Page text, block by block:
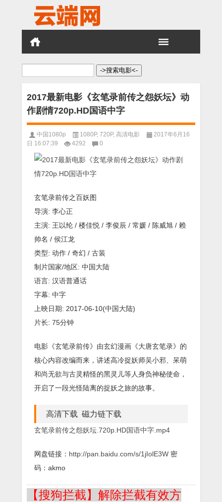
搜
2017最新电影《玄笔录前传之怨妖坛》动
作剧情720p.HD国语中字
中国1080p 1080P, 720P, 高清电影
2017年6月16
日 16:07:39
4292 0
玄笔录前传之百妖图
导演: 李心正
主演: 王以纶 / 楼佳悦 / 李俊辰 / 常媛 / 陈威旭 / 赖
帅名 / 侯江龙
类型: 动作 / 奇幻 / 古装
制片国家/地区: 中国大陆
语言: 汉语普通话
字幕: 中字
上映日期: 2017-06-10(中国大陆)
片长: 75分钟
电影《玄笔录前传》由玄幻漫画《大唐玄笔录》的
核心内容改编而来，讲述高冷捉妖师吴小邪、呆萌
和尚无欲与古灵精怪的黑灵儿等人身负神秘使命，
开启了一段光怪陆离的捉妖之旅的故事。
高清下载 磁力链下载
玄笔录前传之怨妖坛.720p.HD国语中字.mp4
网盘链接： http://pan.baidu.com/s/1jIolE3W 密
码：akmo
【搜狗拦截】解除拦截有效方